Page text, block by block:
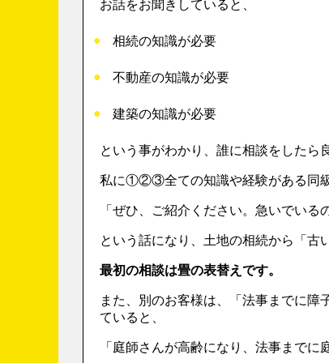
お話をお聞きしていると、
相続の知識が必要
不動産の知識が必要
建築の知識が必要
という事がわかり、誰に相談をしたら
私に①②③全ての知識や経験がある同級
「ぜひ、ご紹介ください。急いでいる
という話になり、土地の相続から「古
最初の相談は畳の表替えです。
また、別のお客様は、「法事までに障
ていると、
「庭師さんが高齢になり、法事までに